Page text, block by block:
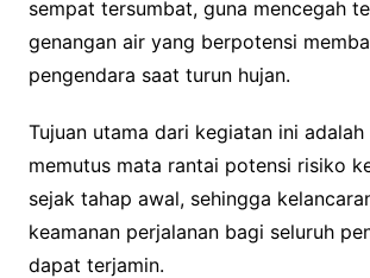
sempat tersumbat, guna mencegah
genangan air yang berpotensi
pengendara saat turun hujan.
Tujuan utama dari kegiatan ini adalah
memutus mata rantai potensi risiko
sejak tahap awal, sehingga
keamanan perjalanan bagi seluruh
dapat terjamin.